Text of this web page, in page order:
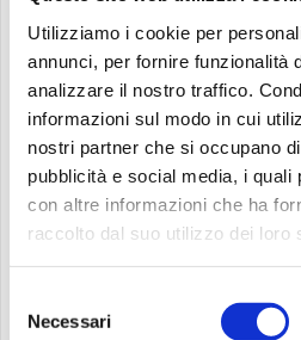
Utilizziamo i cookie per
annunci, per fornire funzionalità
analizzare il nostro traffico.
informazioni sul modo in cui
nostri partner che si occupano
pubblicità e social media, i quali
con altre informazioni che ha
raccolto dal suo utilizzo dei loro
delNecessari
sull’evento.
Perché leggere Alice Munro?
Alice Munro, premio Nobel per
nota per la sua capacità di
apparentemente semplici ma
emotiva. I suoi personaggi sono
Nemico, Amante…”
è un esempio